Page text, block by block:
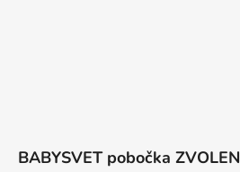
BABYSVET pobočka ZVOLEN